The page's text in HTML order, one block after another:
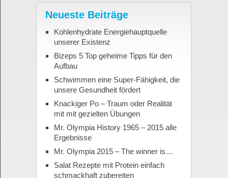
Neueste Beiträge
Kohlenhydrate Energiehauptquelle
unserer Existenz
Bizeps 5 Top geheime Tipps für den
Aufbau
Schwimmen eine Super-Fähigkeit, die
unsere Gesundheit fördert
Knackiger Po – Traum oder Realität
mit mit gezielten Übungen
Mr. Olympia History 1965 – 2015 alle
Ergebnisse
Mr. Olympia 2015 – The winner is…
Salat Rezepte mit Protein einfach
schmackhaft zubereiten